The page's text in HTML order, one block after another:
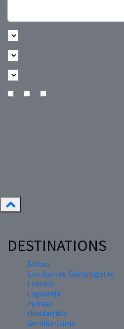
DESTINATIONS
Bilbao
San Juan de Gaztelugatxe
Lekeitio
Laguardia
Zumaia
Hondarribia
Gernika-Lumo